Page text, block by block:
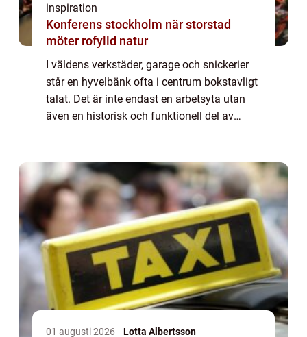
inspiration
Konferens stockholm när storstad
möter rofylld natur
I väldens verkstäder, garage och snickerier
står en hyvelbänk ofta i centrum bokstavligt
talat. Det är inte endast en arbetsyta utan
även en historisk och funktionell del av
01 augusti 2026 Lotta Albertsson